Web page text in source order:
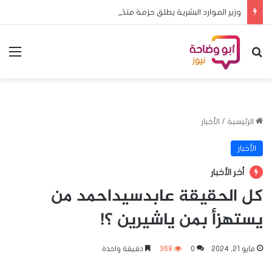
بحث عن
الرئيسية / الأخبار
الأخبار
أخر الأخبار
كل الحقيقة عابدسيداحمد من
يستهزأ بمن ياشيرين ؟!
مايو 21, 2024 0
368 دقيقة واحدة